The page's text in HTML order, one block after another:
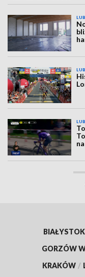
BIAŁYSTOK
GORZÓW
KRAKÓW /